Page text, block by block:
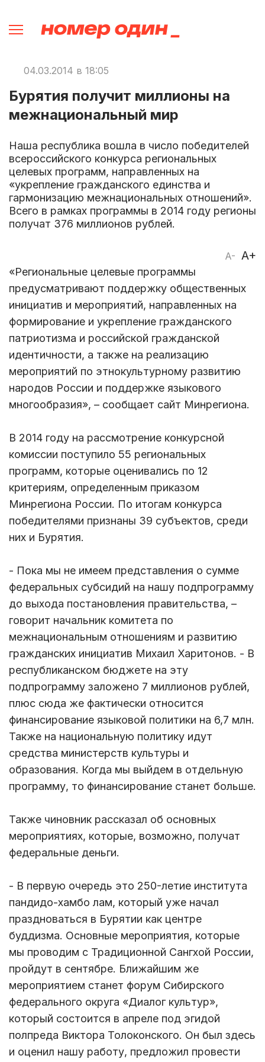
04.03.2014 в 18:05
Бурятия получит миллионы на
межнациональный мир
Наша республика вошла в число победителей
всероссийского конкурса региональных
целевых программ, направленных на
«укрепление гражданского единства и
гармонизацию межнациональных отношений».
Всего в рамках программы в 2014 году регионы
получат 376 миллионов рублей.
A- A+
«Региональные целевые программы
предусматривают поддержку общественных
инициатив и мероприятий, направленных на
формирование и укрепление гражданского
патриотизма и российской гражданской
идентичности, а также на реализацию
мероприятий по этнокультурному развитию
народов России и поддержке языкового
многообразия», – сообщает сайт Минрегиона.
В 2014 году на рассмотрение конкурсной
комиссии поступило 55 региональных
программ, которые оценивались по 12
критериям, определенным приказом
Минрегиона России. По итогам конкурса
победителями признаны 39 субъектов, среди
них и Бурятия.
- Пока мы не имеем представления о сумме
федеральных субсидий на нашу подпрограмму
до выхода постановления правительства, –
говорит начальник комитета по
межнациональным отношениям и развитию
гражданских инициатив Михаил Харитонов. - В
республиканском бюджете на эту
подпрограмму заложено 7 миллионов рублей,
плюс сюда же фактически относится
финансирование языковой политики на 6,7 млн.
Также на национальную политику идут
средства министерств культуры и
образования. Когда мы выйдем в отдельную
программу, то финансирование станет больше.
Также чиновник рассказал об основных
мероприятиях, которые, возможно, получат
федеральные деньги.
- В первую очередь это 250-летие института
пандидо-хамбо лам, который уже начал
праздноваться в Бурятии как центре
буддизма. Основные мероприятия, которые
мы проводим с Традиционной Сангхой России,
пройдут в сентябре. Ближайшим же
мероприятием станет форум Сибирского
федерального округа «Диалог культур»,
который состоится в апреле под эгидой
полпреда Виктора Толоконского. Он был здесь
и оценил нашу работу, предложил провести